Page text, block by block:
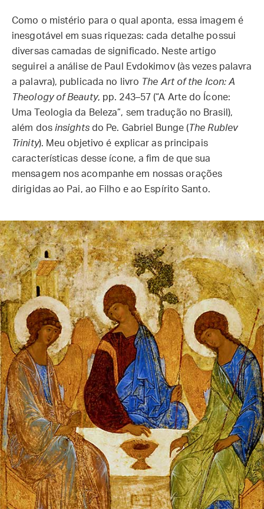
Como o mistério para o qual aponta, essa imagem é
inesgotável em suas riquezas: cada detalhe possui
diversas camadas de significado. Neste artigo
seguirei a análise de Paul Evdokimov (às vezes palavra
a palavra), publicada no livro The Art of the Icon: A
Theology of Beauty, pp. 243–57 (“A Arte do Ícone:
Uma Teologia da Beleza”, sem tradução no Brasil),
além dos insights do Pe. Gabriel Bunge (The Rublev
Trinity). Meu objetivo é explicar as principais
características desse ícone, a fim de que sua
mensagem nos acompanhe em nossas orações
dirigidas ao Pai, ao Filho e ao Espírito Santo.